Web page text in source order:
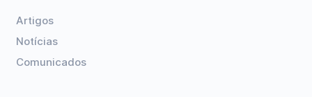
Artigos
Notícias
Comunicados